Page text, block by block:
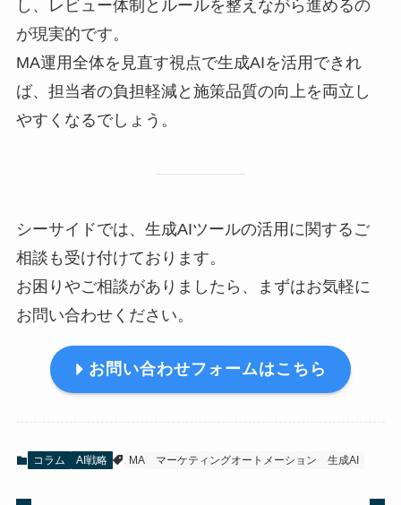
し、レビュー体制とルールを整えながら進めるの
が現実的です。
MA運用全体を見直す視点で生成AIを活用できれ
ば、担当者の負担軽減と施策品質の向上を両立し
やすくなるでしょう。
シーサイドでは、生成AIツールの活用に関するご
相談も受け付けております。
お困りやご相談がありましたら、まずはお気軽に
お問い合わせください。
お問い合わせフォームはこちら
コラム AI戦略 MA マーケティングオートメーション 生成AI